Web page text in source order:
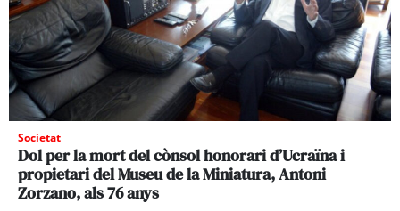
Societat
Dol per la mort del cònsol honorari d’Ucraïna i
propietari del Museu de la Miniatura, Antoni
Zorzano, als 76 anys